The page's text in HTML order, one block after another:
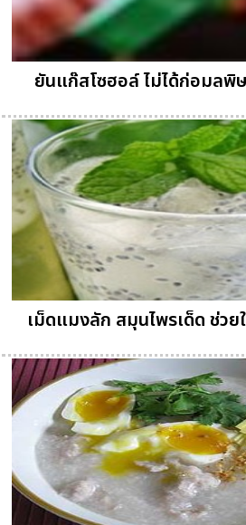
ยันแก๊สโซฮอล์ ไม่ได้ก่อมลพิษ
เม็ดแมงลัก สมุนไพรเด็ด ช่ว